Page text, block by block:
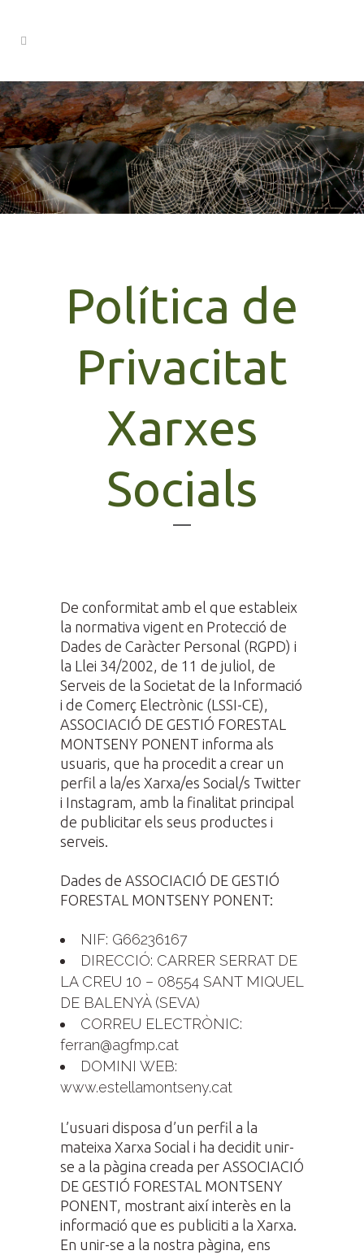
Política de
Privacitat
Xarxes
Socials
De conformitat amb el que estableix
la normativa vigent en Protecció de
Dades de Caràcter Personal (RGPD) i
la Llei 34/2002, de 11 de juliol, de
Serveis de la Societat de la Informació
i de Comerç Electrònic (LSSI-CE),
ASSOCIACIÓ DE GESTIÓ FORESTAL
MONTSENY PONENT informa als
usuaris, que ha procedit a crear un
perfil a la/es Xarxa/es Social/s Twitter
i Instagram, amb la finalitat principal
de publicitar els seus productes i
serveis.
Dades de ASSOCIACIÓ DE GESTIÓ
FORESTAL MONTSENY PONENT:
NIF: G66236167
DIRECCIÓ: CARRER SERRAT DE
LA CREU 10 – 08554 SANT MIQUEL
DE BALENYÀ (SEVA)
CORREU ELECTRÒNIC:
ferran@agfmp.cat
DOMINI WEB:
www.estellamontseny.cat
L’usuari disposa d’un perfil a la
mateixa Xarxa Social i ha decidit unir-
se a la pàgina creada per ASSOCIACIÓ
DE GESTIÓ FORESTAL MONTSENY
PONENT, mostrant així interès en la
informació que es publiciti a la Xarxa.
En unir-se a la nostra pàgina, ens